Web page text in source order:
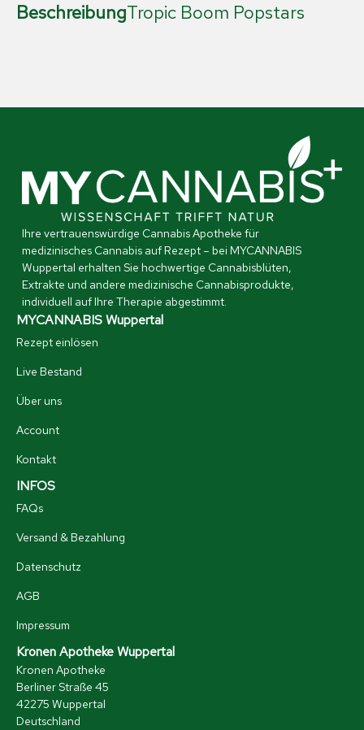
BeschreibungTropic Boom Popstars
Ihre vertrauenswürdige Cannabis Apotheke für
medizinisches Cannabis auf Rezept – bei MYCANNABIS
Wuppertal erhalten Sie hochwertige Cannabisblüten,
Extrakte und andere medizinische Cannabisprodukte,
individuell auf Ihre Therapie abgestimmt.
MYCANNABIS Wuppertal
Rezept einlösen
Live Bestand
Über uns
Account
Kontakt
INFOS
FAQs
Versand & Bezahlung
Datenschutz
AGB
Impressum
Kronen Apotheke Wuppertal
Kronen Apotheke
Berliner Straße 45
42275 Wuppertal
Deutschland